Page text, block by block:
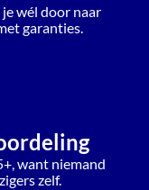
wél door naar
garanties.
want niemand
zelf.